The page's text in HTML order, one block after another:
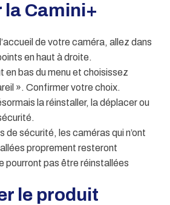
Camini+
de votre caméra, allez dans
en haut à droite.
en bas du menu et choisissez
». Confirmer votre choix.
la réinstaller, la déplacer ou
de sécurité, les caméras qui n’ont
proprement resteront
pourront pas être réinstallées
le produit